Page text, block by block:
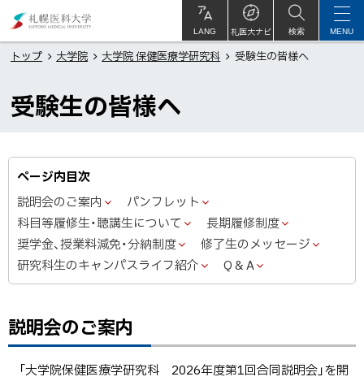
文
へ
ニ
医
大
LANG 札医大ナビ
サ
イ
ト
内
検索 MENU
トップ 大学院 大学院 保健医療学研究科 受験生の皆様へ
受験生の皆様へ
ページ内目次
説明会のご案内
パンフレット
科目等履修生・聴講生について
長期履修制度
奨学金、授業料減免・分納制度
修了生のメッセージ
研究科生のキャンパスライフ紹介
Q & A
説明会のご案内
「大学院保健医療学研究科 2026年度第1回合同説明会」を開